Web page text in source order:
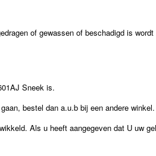
of gewassen of beschadigd is
Sneek is.
bestel dan a.u.b bij een andere winkel.
Als u heeft aangegeven dat U uw